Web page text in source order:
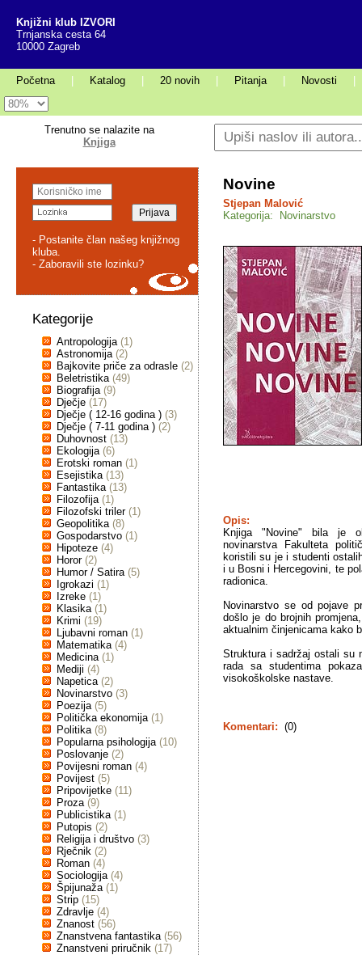
Knjižni klub IZVORI
Trnjanska cesta 64
10000 Zagreb
Početna Katalog 20 novih Pitanja Novosti
Trenutno se nalazite na
Knjiga
- Postanite član našeg knjižnog
kluba.
- Zaboravili ste lozinku?
Kategorije
Antropologija (1)
Astronomija (2)
Bajkovite priče za odrasle (2)
Beletristika (49)
Biografija (9)
Dječje (17)
Dječje ( 12-16 godina ) (3)
Dječje ( 7-11 godina ) (2)
Duhovnost (13)
Ekologija (6)
Erotski roman (1)
Esejistika (13)
Fantastika (13)
Filozofija (1)
Filozofski triler (1)
Geopolitika (8)
Gospodarstvo (1)
Hipoteze (4)
Horor (2)
Humor / Satira (5)
Igrokazi (1)
Izreke (1)
Klasika (1)
Krimi (19)
Ljubavni roman (1)
Matematika (4)
Medicina (1)
Mediji (4)
Napetica (2)
Novinarstvo (3)
Poezija (5)
Politička ekonomija (1)
Politika (8)
Popularna psihologija (10)
Poslovanje (2)
Povijesni roman (4)
Povijest (5)
Pripovijetke (11)
Proza (9)
Publicistika (1)
Putopis (2)
Religija i društvo (3)
Rječnik (2)
Roman (4)
Sociologija (4)
Špijunaža (1)
Strip (15)
Zdravlje (4)
Znanost (56)
Znanstvena fantastika (56)
Znanstveni priručnik (17)
Novine
Stjepan Malović
Kategorija: Novinarstvo
Opis:
Knjiga "Novine" bila je
novinarstva Fakulteta
koristili su je i studenti
i u Bosni i Hercegovini, te
radionica.
Novinarstvo se od pojave
došlo je do brojnih
aktualnim činjenicama kako
Struktura i sadržaj ostali su
rada sa studentima
visokoškolske nastave.
Komentari: (0)